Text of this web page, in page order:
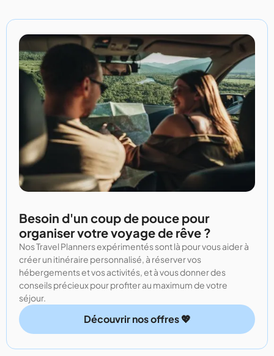
Besoin d'un coup de pouce pour
organiser votre voyage de rêve ?
Nos Travel Planners expérimentés sont là pour vous aider à
créer un itinéraire personnalisé, à réserver vos
hébergements et vos activités, et à vous donner des
conseils précieux pour profiter au maximum de votre
séjour.
Découvrir nos offres 💖